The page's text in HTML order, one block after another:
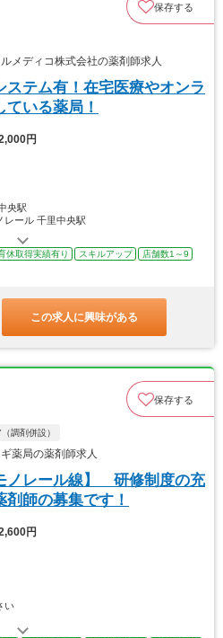
保存する
ディコ株式会社の薬剤師求人
ステム有！在宅医療やオンラ
いる薬局！
円
央駅
レール 千里中央駅
休取得実績有り スキルアップ
店舗数1～9
この求人に興味がある
保存する
調剤併設）
薬局の薬剤師求人
ノレール線】 研修制度の充
師の募集です！
円
い